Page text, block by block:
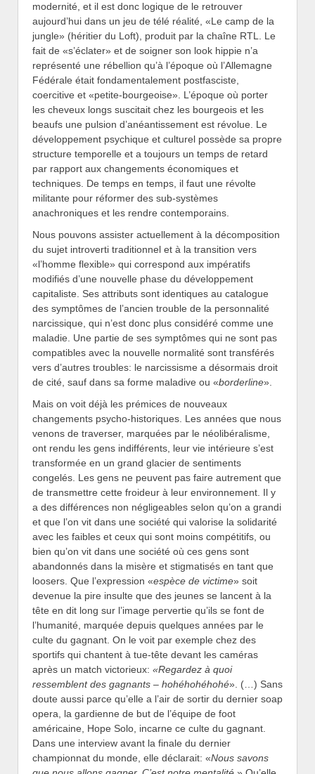
modernité, et il est donc logique de le retrouver
aujourd’hui dans un jeu de télé réalité, «Le camp de la
jungle» (héritier du Loft), produit par la chaîne RTL. Le
fait de «s’éclater» et de soigner son look hippie n’a
représenté une rébellion qu’à l’époque où l’Allemagne
Fédérale était fondamentalement postfasciste,
coercitive et «petite-bourgeoise». L’époque où porter
les cheveux longs suscitait chez les bourgeois et les
beaufs une pulsion d’anéantissement est révolue. Le
développement psychique et culturel possède sa propre
structure temporelle et a toujours un temps de retard
par rapport aux changements économiques et
techniques. De temps en temps, il faut une révolte
militante pour réformer des sub-systèmes
anachroniques et les rendre contemporains.
Nous pouvons assister actuellement à la décomposition
du sujet introverti traditionnel et à la transition vers
«l’homme flexible» qui correspond aux impératifs
modifiés d’une nouvelle phase du développement
capitaliste. Ses attributs sont identiques au catalogue
des symptômes de l’ancien trouble de la personnalité
narcissique, qui n’est donc plus considéré comme une
maladie. Une partie de ses symptômes qui ne sont pas
compatibles avec la nouvelle normalité sont transférés
vers d’autres troubles: le narcissisme a désormais droit
de cité, sauf dans sa forme maladive ou «borderline».
Mais on voit déjà les prémices de nouveaux
changements psycho-historiques. Les années que nous
venons de traverser, marquées par le néolibéralisme,
ont rendu les gens indifférents, leur vie intérieure s’est
transformée en un grand glacier de sentiments
congelés. Les gens ne peuvent pas faire autrement que
de transmettre cette froideur à leur environnement. Il y
a des différences non négligeables selon qu’on a grandi
et que l’on vit dans une société qui valorise la solidarité
avec les faibles et ceux qui sont moins compétitifs, ou
bien qu’on vit dans une société où ces gens sont
abandonnés dans la misère et stigmatisés en tant que
loosers. Que l’expression «espèce de victime» soit
devenue la pire insulte que des jeunes se lancent à la
tête en dit long sur l’image pervertie qu’ils se font de
l’humanité, marquée depuis quelques années par le
culte du gagnant. On le voit par exemple chez des
sportifs qui chantent à tue-tête devant les caméras
après un match victorieux: «Regardez à quoi
ressemblent des gagnants – hohéhohéhohé». (…) Sans
doute aussi parce qu’elle a l’air de sortir du dernier soap
opera, la gardienne de but de l’équipe de foot
américaine, Hope Solo, incarne ce culte du gagnant.
Dans une interview avant la finale du dernier
championnat du monde, elle déclarait: «Nous savons